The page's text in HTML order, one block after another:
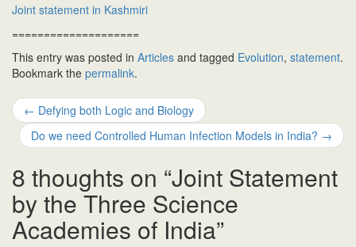
Joint statement in Kashmiri
====================
This entry was posted in Articles and tagged Evolution, statement.
Bookmark the permalink.
Post
navigation
← Defying both Logic and Biology
Do we need Controlled Human Infection Models in India? →
8 thoughts on “Joint Statement
by the Three Science
Academies of India”